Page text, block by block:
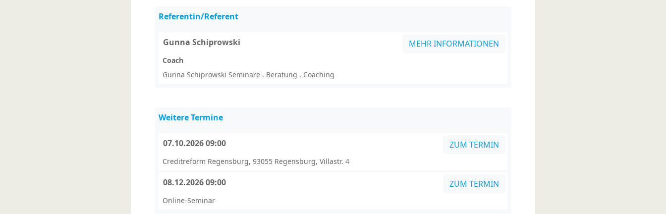
Referentin/Referent
Gunna Schiprowski MEHR INFORMATIONEN
Coach
Gunna Schiprowski Seminare . Beratung . Coaching
Weitere Termine
07.10.2026 09:00 ZUM TERMIN
Creditreform Regensburg, 93055 Regensburg, Villastr. 4
08.12.2026 09:00 ZUM TERMIN
Online-Seminar